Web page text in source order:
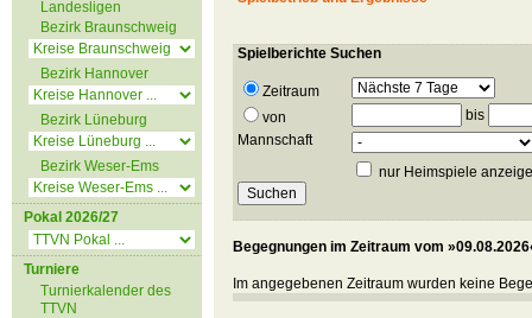
Landesligen
Bezirk Braunschweig
Bezirk Hannover
Bezirk Lüneburg
Bezirk Weser-Ems
Pokal 2026/27
Turniere
Turnierkalender des
TTVN
Spielberichte Suchen
Zeitraum
von
bis
Mannschaft
nur Heimspiele
Begegnungen im Zeitraum vom
Im angegebenen Zeitraum wurden keine